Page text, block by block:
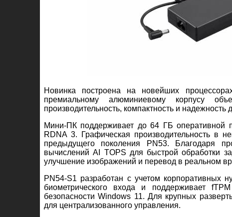
Новинка построена на новейших
премиальному алюминиевому корпусу
производительность, компактность и надежность
Мини-ПК поддерживает до 64 ГБ оперативной
RDNA 3. Графическая производительность
предыдущего поколения PN53. Благодаря
вычислений AI TOPS для быстрой обработки
улучшение изображений и перевод в реальном
PN54-S1 разработан с учетом корпоративных
биометрического входа и поддерживает
безопасности Windows 11. Для крупных
для централизованного управления.